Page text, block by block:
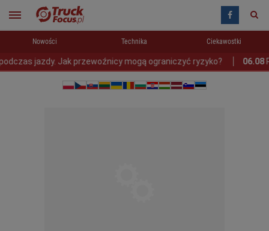
Nowości Technika Ciekawostki
jazdy. Jak przewoźnicy mogą ograniczyć ryzyko? 06.08